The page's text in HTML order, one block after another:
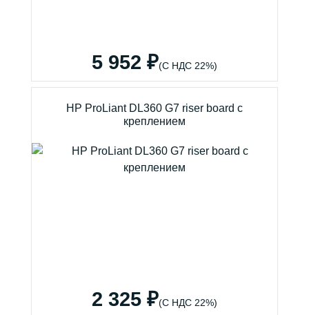
5 952 ₽(С НДС 22%)
HP ProLiant DL360 G7 riser board с
креплением
2 325 ₽(С НДС 22%)